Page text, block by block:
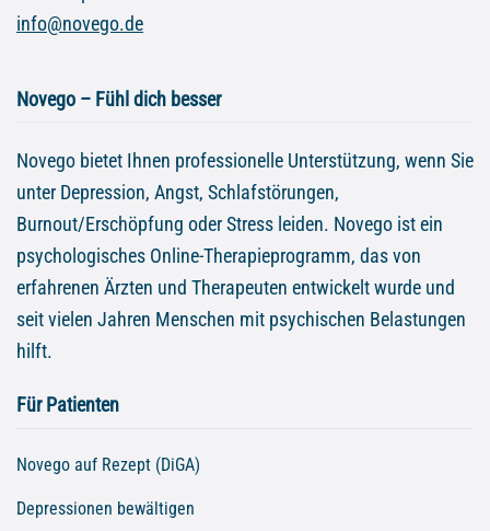
info@novego.de
Novego – Fühl dich besser
Novego bietet Ihnen professionelle Unterstützung, wenn Sie
unter Depression, Angst, Schlafstörungen,
Burnout/Erschöpfung oder Stress leiden. Novego ist ein
psychologisches Online-Therapieprogramm, das von
erfahrenen Ärzten und Therapeuten entwickelt wurde und
seit vielen Jahren Menschen mit psychischen Belastungen
hilft.
Für Patienten
Novego auf Rezept (DiGA)
Depressionen bewältigen